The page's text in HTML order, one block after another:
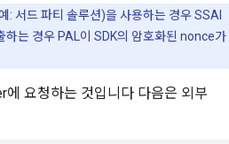
: 서드 파티 솔루션)을 사용하는 경우 SSAI
하는 경우 PAL이 SDK의 암호화된 nonce가
요청하는 것입니다 다음은 외부